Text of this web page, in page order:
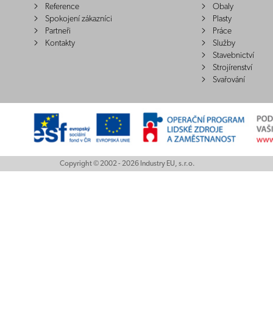
Reference
Spokojení zákazníci
Partneři
Kontakty
Obaly
Plasty
Práce
Služby
Stavebnictví
Strojírenství
Svařování
Copyright © 2002 - 2026 Industry EU, s.r.o.